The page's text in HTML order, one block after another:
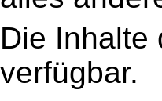
Die
verfügbar.